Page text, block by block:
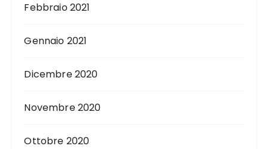
Febbraio 2021
Gennaio 2021
Dicembre 2020
Novembre 2020
Ottobre 2020